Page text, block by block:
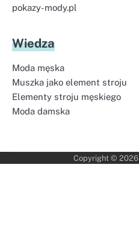
pokazy-mody.pl
Wiedza
Moda męska
Muszka jako element stroju
Elementy stroju męskiego
Moda damska
Copyright © 2026